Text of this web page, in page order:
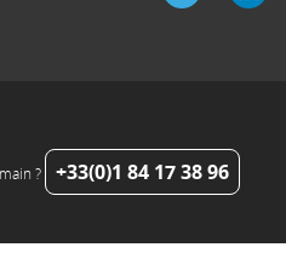
? +33(0)1 84 17 38 96